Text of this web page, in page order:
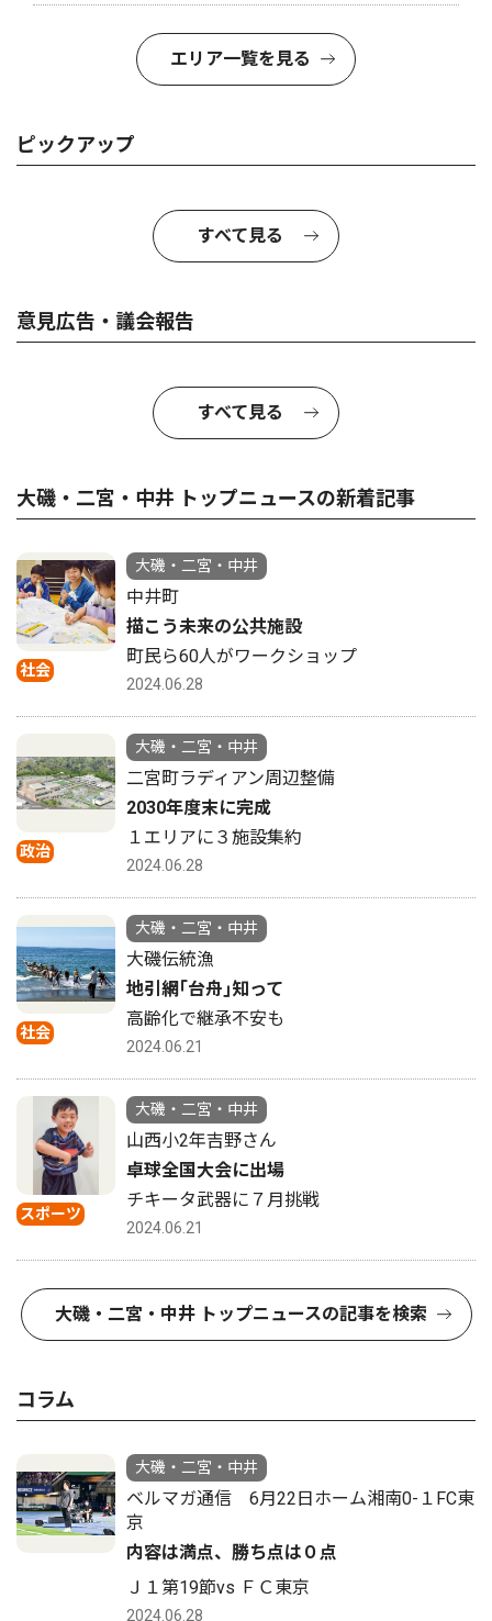
エリア一覧を見る
ピックアップ
すべて見る
意見広告・議会報告
すべて見る
大磯・二宮・中井 トップニュースの新着記事
社会
大磯・二宮・中井
中井町
描こう未来の公共施設
町民ら60人がワークショップ
2024.06.28
政治
大磯・二宮・中井
二宮町ラディアン周辺整備
2030年度末に完成
１エリアに３施設集約
2024.06.28
社会
大磯・二宮・中井
大磯伝統漁
地引網｢台舟｣知って
高齢化で継承不安も
2024.06.21
スポーツ
大磯・二宮・中井
山西小2年吉野さん
卓球全国大会に出場
チキータ武器に７月挑戦
2024.06.21
大磯・二宮・中井 トップニュースの記事を検索
コラム
大磯・二宮・中井
ベルマガ通信 6月22日ホーム湘南0-１FC東
京
内容は満点、勝ち点は０点
Ｊ１第19節vs ＦＣ東京
2024.06.28